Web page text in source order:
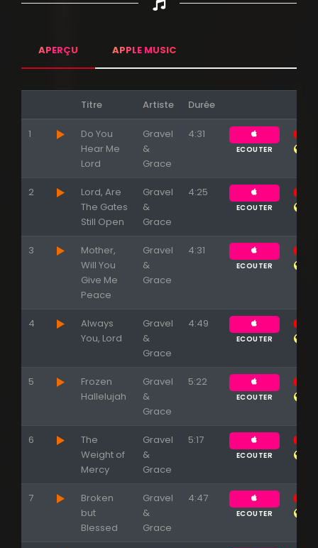
APERÇU APPLE MUSIC
Titre Artiste Durée
1
Do You
Hear Me
Lord
Gravel
&
Grace
4:31
ECOUTER
2
Lord, Are
The Gates
Still Open
Gravel
&
Grace
4:25
ECOUTER
3
Mother,
Will You
Give Me
Peace
Gravel
&
Grace
4:31
ECOUTER
4
Always
You, Lord
Gravel
&
Grace
4:49
ECOUTER
5
Frozen
Hallelujah
Gravel
&
Grace
5:22
ECOUTER
6
The
Weight of
Mercy
Gravel
&
Grace
5:17
ECOUTER
7
Broken
but
Blessed
Gravel
&
Grace
4:47
ECOUTER